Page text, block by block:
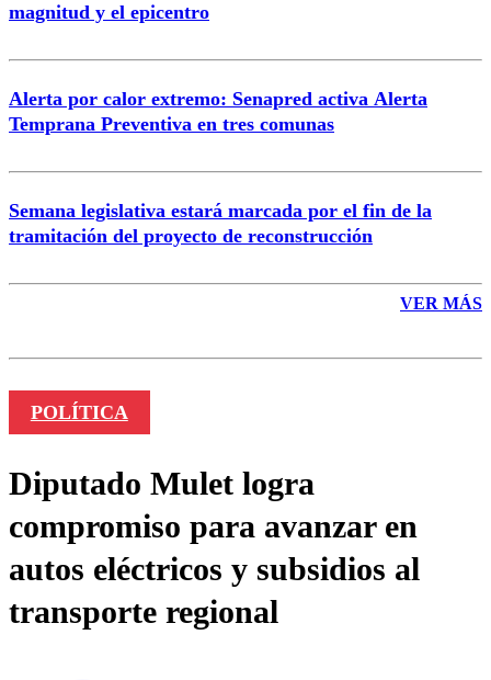
magnitud y el epicentro
Alerta por calor extremo: Senapred activa Alerta
Temprana Preventiva en tres comunas
Semana legislativa estará marcada por el fin de la
tramitación del proyecto de reconstrucción
VER MÁS
POLÍTICA
Diputado Mulet logra
compromiso para avanzar en
autos eléctricos y subsidios al
transporte regional